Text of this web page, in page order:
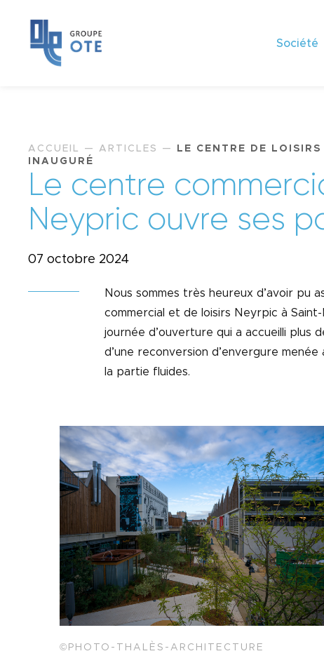
Société
ACCUEIL — ARTICLES —
LE CENTRE DE
INAUGURÉ
Le centre commerci
Neypric ouvre ses p
07 octobre 2024
Nous sommes très heureux d’avoir pu
commercial et de loisirs Neyrpic à
journée d’ouverture qui a accueilli plus
d’une reconversion d’envergure
la partie fluides.
©PHOTO-THALÈS-ARCHITECTURE